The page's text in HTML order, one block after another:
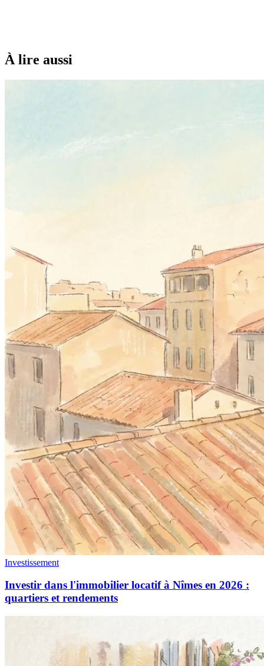
À lire aussi
Investissement
Investir dans l'immobilier locatif à Nîmes en 2026 :
quartiers et rendements